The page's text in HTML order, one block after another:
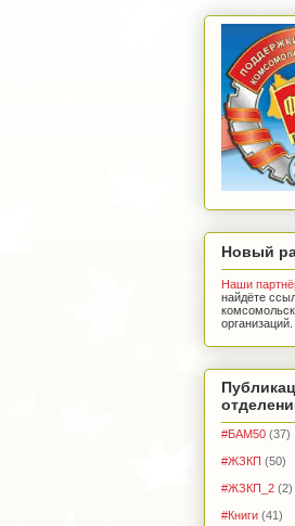
Новый
Наши
найдёте
организаций.
#БАМ50 (37)
#ЖЗКП (50)
#ЖЗКП_2 (2)
#Книги (41)